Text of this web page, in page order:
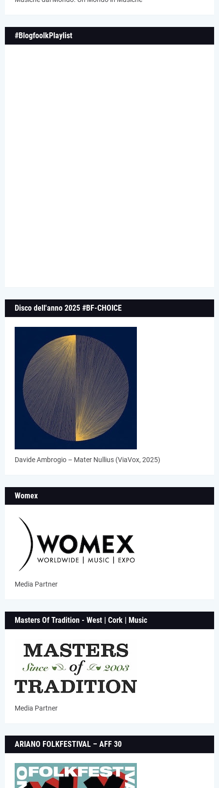
#BlogfoolkPlaylist
Disco dell'anno 2025 #BF-CHOICE
Davide Ambrogio – Mater Nullius (ViaVox, 2025)
Womex
Media Partner
Masters Of Tradition - West | Cork | Music
Media Partner
ARIANO FOLKFESTIVAL – AFF 30